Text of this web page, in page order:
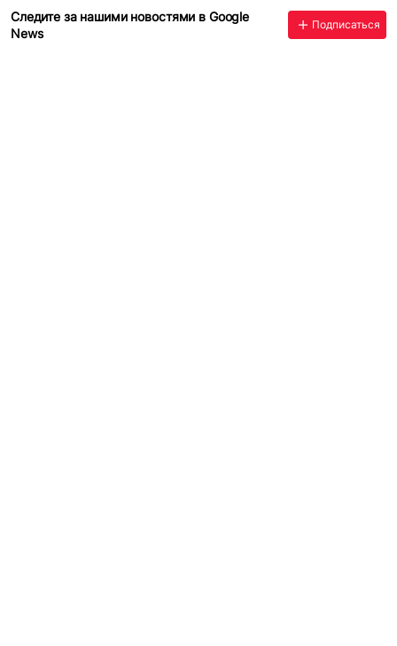
Следите за нашими новостями в Google
News
Подписаться